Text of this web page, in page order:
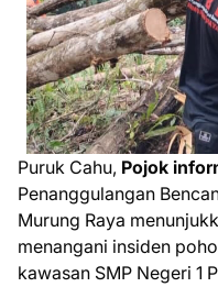
Puruk Cahu, Pojok
Penanggulangan
Murung Raya
menangani insiden
kawasan SMP Negeri 1